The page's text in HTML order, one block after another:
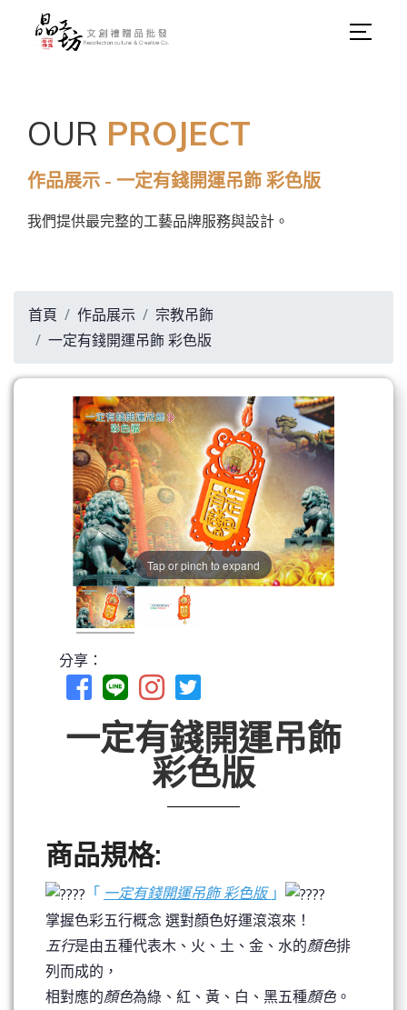
OUR PROJECT
作品展示 - 一定有錢開運吊飾 彩色版
我們提供最完整的工藝品牌服務與設計。
首頁 作品展示
宗教吊飾
一定有錢開運吊飾 彩色版
Tap or pinch to expand
分享：
一定有錢開運吊飾
彩色版
商品規格:
「 一定有錢開運吊飾 彩色版 」
掌握色彩五行概念 選對顏色好運滾滾來！
五行是由五種代表木、火、土、金、水的顏色排
列而成的，
相對應的顏色為綠、紅、黃、白、黑五種顏色 。